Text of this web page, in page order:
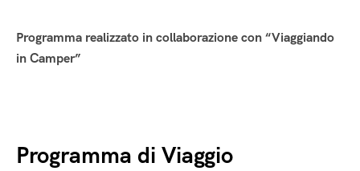
Programma realizzato in collaborazione con “Viaggiando
in Camper”
Programma di Viaggio